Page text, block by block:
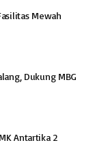
Mewah
Dukung MBG
Antartika 2